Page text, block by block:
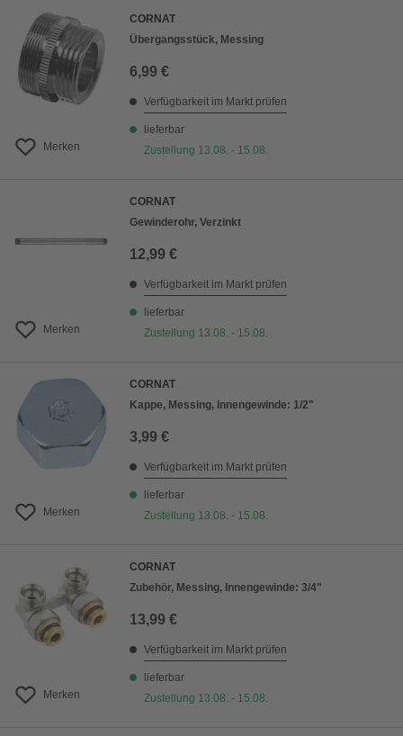
Merken
CORNAT
Übergangsstück, Messing
6,99 €
Verfügbarkeit im Markt prüfen
lieferbar
Zustellung 13.08. - 15.08.
Merken
CORNAT
Gewinderohr, Verzinkt
12,99 €
Verfügbarkeit im Markt prüfen
lieferbar
Zustellung 13.08. - 15.08.
Merken
CORNAT
Kappe, Messing, Innengewinde: 1/2"
3,99 €
Verfügbarkeit im Markt prüfen
lieferbar
Zustellung 13.08. - 15.08.
Merken
CORNAT
Zubehör, Messing, Innengewinde: 3/4"
13,99 €
Verfügbarkeit im Markt prüfen
lieferbar
Zustellung 13.08. - 15.08.